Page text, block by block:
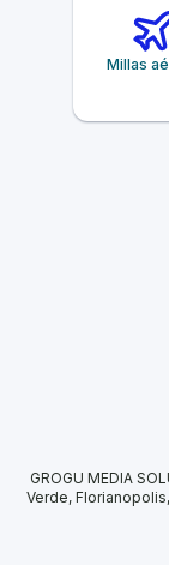
Millas
GROGU MEDIA
Verde,